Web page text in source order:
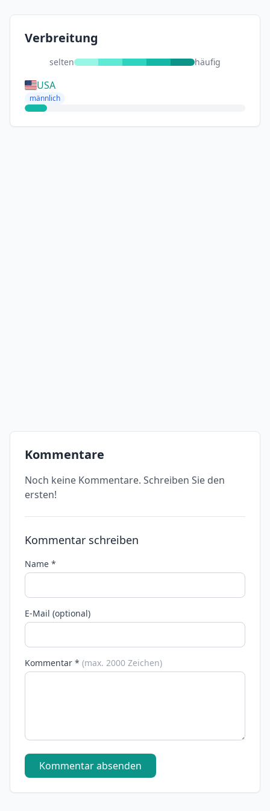
Verbreitung
selten häufig
USA
männlich
Kommentare
Noch keine Kommentare. Schreiben Sie den
ersten!
Kommentar schreiben
Name *
E-Mail (optional)
Kommentar * (max. 2000 Zeichen)
Kommentar absenden